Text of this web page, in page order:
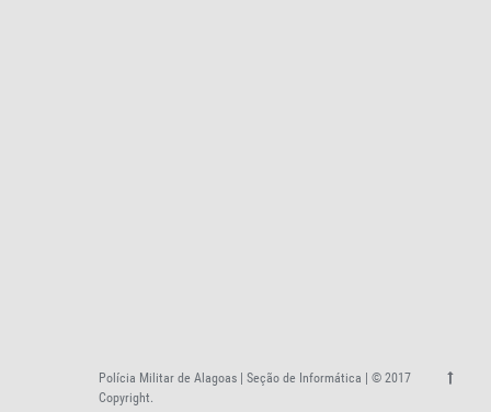
Polícia Militar de Alagoas | Seção de Informática | © 2017
Copyright.